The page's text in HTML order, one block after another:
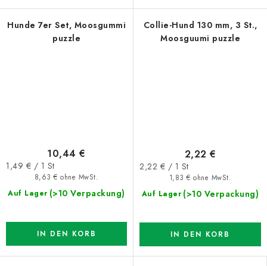
Hunde 7er Set, Moosgummi
puzzle
Auf Lager (>10 Verpackung)
8,63 € ohne MwSt.
10,44 €
Verkaufspreis:
1,49 € / 1 St
IN DEN KORB
Collie-Hund 130 mm, 3 St.,
Moosguumi puzzle
Auf Lager (>10 Verpackung)
1,83 € ohne MwSt.
2,22 €
Verkaufspreis:
2,22 € / 1 St
IN DEN KORB